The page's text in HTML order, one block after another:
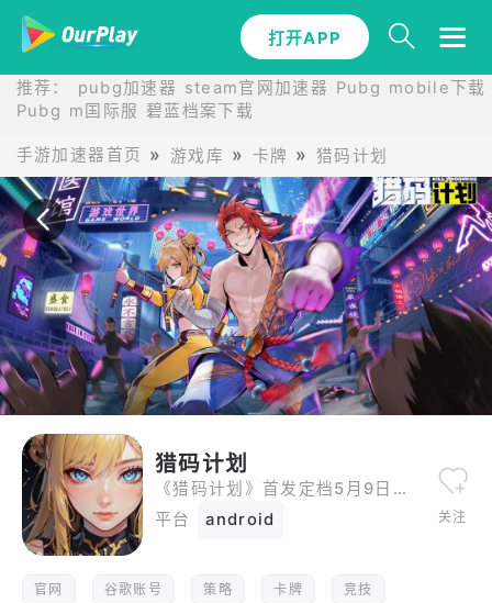
打开APP
推荐： pubg加速器 steam官网加速器 Pubg mobile下载
Pubg m国际服 碧蓝档案下载
手游加速器首页 游戏库 卡牌 猎码计划
打开APP
猎码计划
《猎码计划》首发定档5月9日！各位武道家们不见不散！
平台
android 关注
官网 谷歌账号 策略 卡牌 竞技